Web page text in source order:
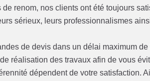
renom, nos clients ont été toujours
sérieux, leurs professionnalismes
de devis dans un délai maximum
réalisation des travaux afin de vous
dépendent de votre satisfaction.